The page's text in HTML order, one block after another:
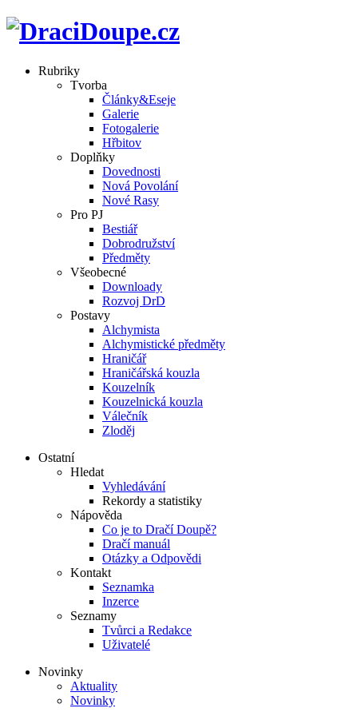
Rubriky
Tvorba
Články&Eseje
Galerie
Fotogalerie
Hřbitov
Doplňky
Dovednosti
Nová Povolání
Nové Rasy
Pro PJ
Bestiář
Dobrodružství
Předměty
Všeobecné
Downloady
Rozvoj DrD
Postavy
Alchymista
Alchymistické předměty
Hraničář
Hraničářská kouzla
Kouzelník
Kouzelnická kouzla
Válečník
Zloděj
Ostatní
Hledat
Vyhledávání
Rekordy a statistiky
Nápověda
Co je to Dračí Doupě?
Dračí manuál
Otázky a Odpovědi
Kontakt
Seznamka
Inzerce
Seznamy
Tvůrci a Redakce
Uživatelé
Novinky
Aktuality
Novinky